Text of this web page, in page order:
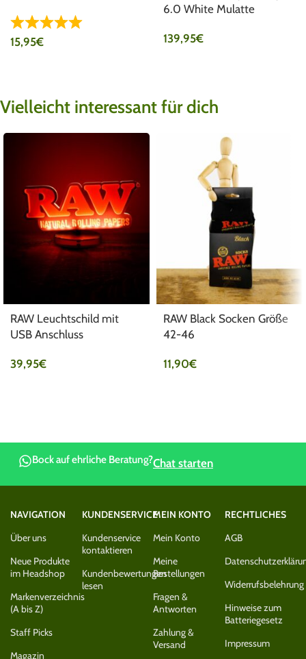
15,95€
6.0 White Mulatte
139,95€
Vielleicht interessant für dich
RAW Leuchtschild mit
USB Anschluss
39,95€
RAW Black Socken Größe
42-46
11,90€
Bock auf ehrliche Beratung?Chat starten
NAVIGATION
Über uns
Neue Produkte
im Headshop
Markenverzeichnis
(A bis Z)
Staff Picks
Magazin
KUNDENSERVICE
Kundenservice
kontaktieren
Kundenbewertungen
lesen
MEIN KONTO
Mein Konto
Meine
Bestellungen
Fragen &
Antworten
Zahlung &
Versand
RECHTLICHES
AGB
Widerrufsbelehrung
Hinweise zum
Batteriegesetz
Impressum